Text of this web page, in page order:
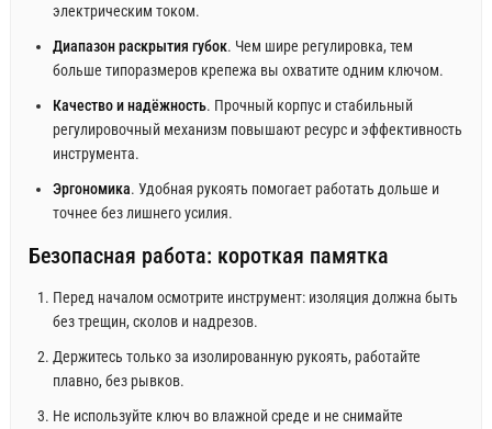
электрическим током.
Диапазон раскрытия губок. Чем шире регулировка, тем
больше типоразмеров крепежа вы охватите одним ключом.
Качество и надёжность. Прочный корпус и стабильный
регулировочный механизм повышают ресурс и эффективность
инструмента.
Эргономика. Удобная рукоять помогает работать дольше и
точнее без лишнего усилия.
Безопасная работа: короткая памятка
Перед началом осмотрите инструмент: изоляция должна быть
без трещин, сколов и надрезов.
Держитесь только за изолированную рукоять, работайте
плавно, без рывков.
Не используйте ключ во влажной среде и не снимайте